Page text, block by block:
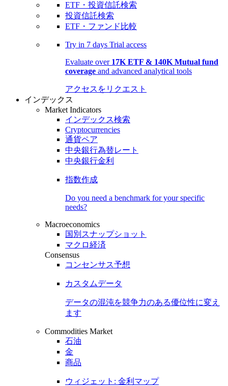
ETF・投資信託検索
投資信託検索
ETF・ファンド比較
Try in 7 days Trial access
Evaluate over 17K ETF & 140K Mutual fund
coverage and advanced analytical tools
アクセスをリクエスト
インデックス
Market Indicators
インデックス検索
Cryptocurrencies
通貨ペア
中央銀行為替レート
中央銀行金利
指数作成
Do you need a benchmark for your specific
needs?
Macroeconomics
国別スナップショット
マクロ経済
Consensus
コンセンサス予想
カスタムデータ
データの混沌を競争力のある優位性に変え
ます
Commodities Market
石油
金
商品
ウィジェット: 金利マップ